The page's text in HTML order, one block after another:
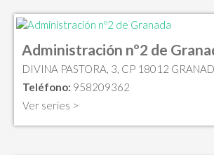
Administración nº2 de
DIVINA PASTORA, 3, CP 18012
Teléfono: 958209362
Ver series >